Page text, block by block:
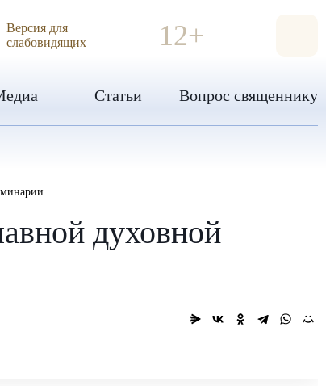
Версия для
слабовидящих
12+
Статьи Вопрос священнику
духовной